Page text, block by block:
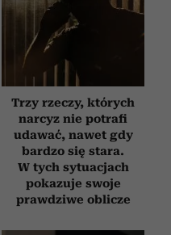
Trzy rzeczy, których
narcyz nie potrafi
udawać, nawet gdy
bardzo się stara.
W tych sytuacjach
pokazuje swoje
prawdziwe oblicze